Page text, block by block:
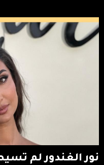
نور الغندور لم